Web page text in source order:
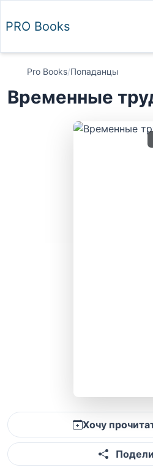
PRO Books
Pro Books/Попаданцы
Временные
Хочу